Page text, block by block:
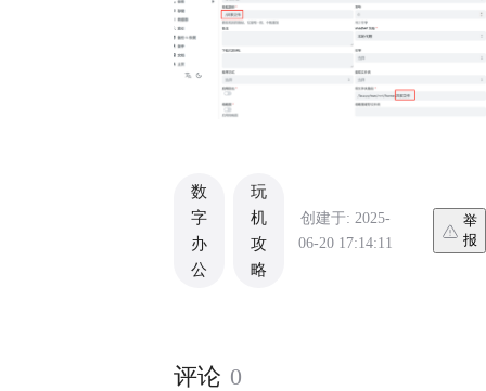
数
字
办
公
玩
机
攻
略
创建于: 2025-
06-20 17:14:11
举
报
评论 0